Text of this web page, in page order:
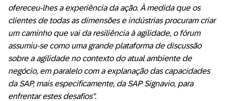
ofereceu-lhes a experiência da ação. À medida que os
clientes de todas as dimensões e indústrias procuram criar
um caminho que vai da resiliência à agilidade, o fórum
assumiu-se como uma grande plataforma de discussão
sobre a agilidade no contexto do atual ambiente de
negócio, em paralelo com a explanação das capacidades
da SAP, mais especificamente, da SAP Signavio, para
enfrentar estes desafios”.